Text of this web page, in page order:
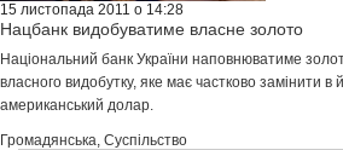
15 листопада 2011 о 14:28
Нацбанк видобуватиме власне золото
Національний банк України наповнюватиме
власного видобутку, яке має частково замінити в
американський долар.
Громадянська, Суспільство